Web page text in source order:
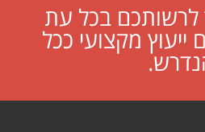
בכל עת
ייעוץ מקצועי ככל